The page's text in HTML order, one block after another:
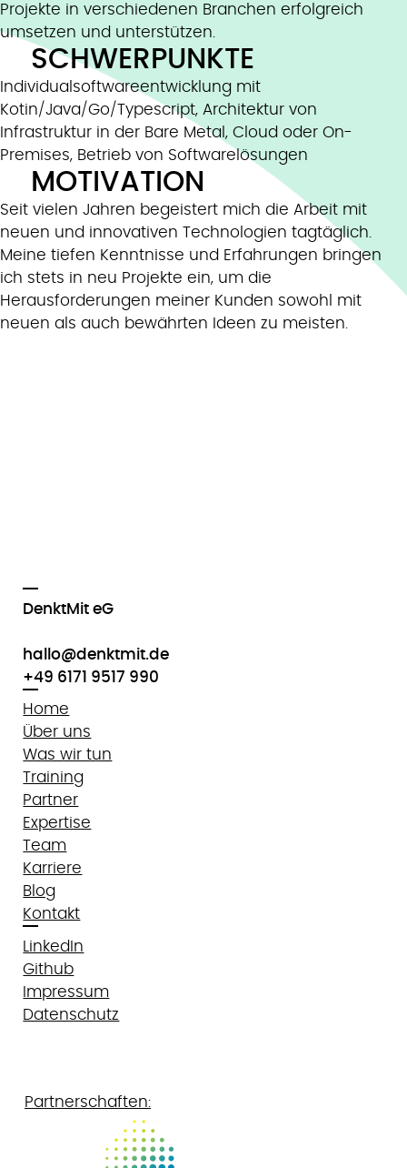
Projekte in verschiedenen Branchen erfolgreich
umsetzen und unterstützen.
SCHWERPUNKTE
Individualsoftwareentwicklung mit
Kotin/Java/Go/Typescript, Architektur von
Infrastruktur in der Bare Metal, Cloud oder On-
Premises, Betrieb von Softwarelösungen
MOTIVATION
Seit vielen Jahren begeistert mich die Arbeit mit
neuen und innovativen Technologien tagtäglich.
Meine tiefen Kenntnisse und Erfahrungen bringen
ich stets in neu Projekte ein, um die
Herausforderungen meiner Kunden sowohl mit
neuen als auch bewährten Ideen zu meisten.
DenktMit eG
hallo@denktmit.de
+49 6171 9517 990
Home
Über uns
Was wir tun
Training
Partner
Expertise
Team
Karriere
Blog
Kontakt
LinkedIn
Github
Impressum
Datenschutz
Partnerschaften: